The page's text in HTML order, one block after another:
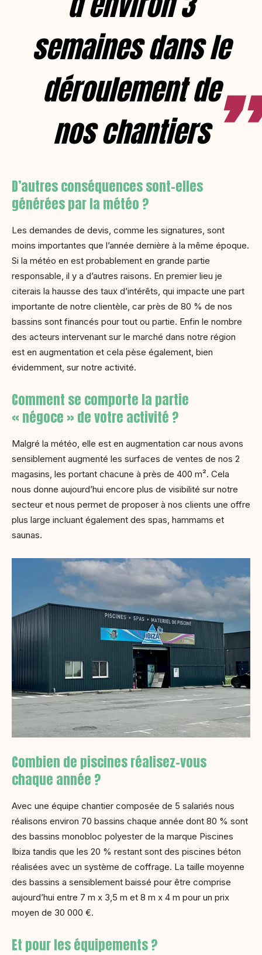
semaines dans le
déroulement de
nos chantiers
D’autres conséquences sont-elles
générées par la météo ?
Les demandes de devis, comme les signatures, sont
moins importantes que l’année dernière à la même époque.
Si la météo en est probablement en grande partie
responsable, il y a d’autres raisons. En premier lieu je
citerais la hausse des taux d’intérêts, qui impacte une part
importante de notre clientèle, car près de 80 % de nos
bassins sont financés pour tout ou partie. Enfin le nombre
des acteurs intervenant sur le marché dans notre région
est en augmentation et cela pèse également, bien
évidemment, sur notre activité.
Comment se comporte la partie
« négoce » de votre activité ?
Malgré la météo, elle est en augmentation car nous avons
sensiblement augmenté les surfaces de ventes de nos 2
magasins, les portant chacune à près de 400 m². Cela
nous donne aujourd’hui encore plus de visibilité sur notre
secteur et nous permet de proposer à nos clients une offre
plus large incluant également des spas, hammams et
saunas.
Combien de piscines réalisez-vous
chaque année ?
Avec une équipe chantier composée de 5 salariés nous
réalisons environ 70 bassins chaque année dont 80 % sont
des bassins monobloc polyester de la marque Piscines
Ibiza tandis que les 20 % restant sont des piscines béton
réalisées avec un système de coffrage. La taille moyenne
des bassins a sensiblement baissé pour être comprise
aujourd’hui entre 7 m x 3,5 m et 8 m x 4 m pour un prix
moyen de 30 000 €.
Et pour les équipements ?